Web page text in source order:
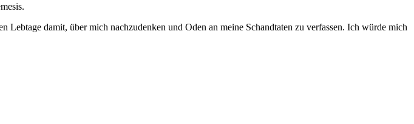
damit, über mich nachzudenken und Oden an meine Schandtaten zu verfassen. Ich würde mich